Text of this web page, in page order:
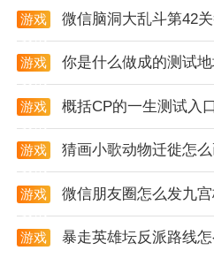
用户的呼吸和身体活动，从
3. 声音记录：具有声音记录
录制噪音、说话或打鼾等声音
打扰睡眠的因素。
4. 统计和趋势分析：提供详
让用户可以跟踪他们的睡眠
app优化
1. 个性化闹钟声音：用户可
游戏
微信脑洞大乱斗第42
游戏
你是什么做成的测试
游戏
概括CP的一生测试入
游戏
猜画小歌动物迁徙怎
游戏
微信朋友圈怎么发九
游戏
暴走英雄坛反派路线